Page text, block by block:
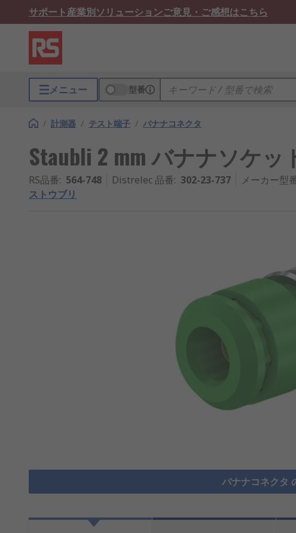
サポート産業別ソリューションご意見・ご感想はこちら
メニュー 型番
/ 計測器 / テスト端子 / バナナコネクタ
Staubli 2 mm バナナソケッ
RS品番: 564-748 Distrelec 品番: 302-23-737 メーカー型
ストウブリ
バナナコネクタ